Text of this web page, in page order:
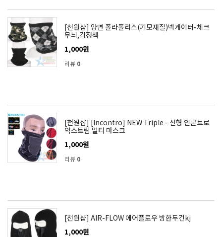
[천원샵] 양면 폴라폴리스(기모재질)넥게이터-체크
무늬,검정색
1,000원
리뷰 0
[천원샵] [Incontro] NEW Triple - 신형 인콘트로
익스트림 멀티 마스크
1,000원
리뷰 0
[천원샵] AIR-FLOW 에어플로우 방한두건kj
1,000원